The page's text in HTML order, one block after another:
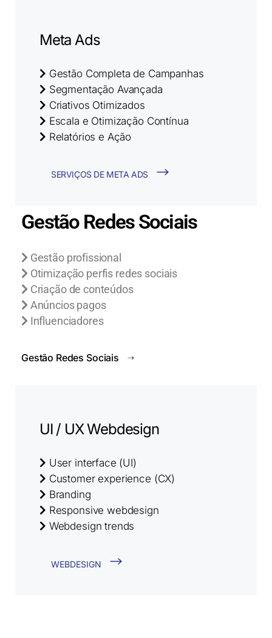
Meta Ads
Gestão Completa de Campanhas
Segmentação Avançada
Criativos Otimizados
Escala e Otimização Contínua
Relatórios e Ação
SERVIÇOS DE META ADS
Gestão Redes Sociais
Gestão profissional
Otimização perfis redes sociais
Criação de conteúdos
Anúncios pagos
Influenciadores
Gestão Redes Sociais
UI / UX Webdesign
User interface (UI)
Customer experience (CX)
Branding
Responsive webdesign
Webdesign trends
WEBDESIGN